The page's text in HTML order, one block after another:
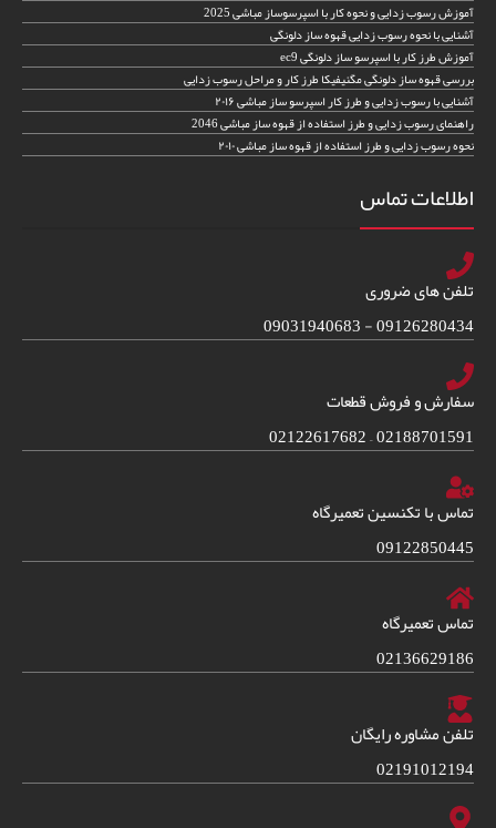
آموزش رسوب زدایی و نحوه کار با اسپرسوساز مباشی 2025
آشنایی با نحوه رسوب زدایی قهوه ساز دلونگی
آموزش طرز کار با اسپرسو ساز دلونگی ec9
بررسی قهوه ساز دلونگی مگنیفیکا طرز کار و مراحل رسوب زدایی
آشنایی با رسوب زدایی و طرز کار اسپرسو ساز مباشی ۲۰۱۶
راهنمای رسوب زدایی و طرز استفاده از قهوه ساز مباشی 2046
نحوه رسوب زدایی و طرز استفاده از قهوه ساز مباشی ۲۰۱۰
اطلاعات تماس
تلفن های ضروری
09126280434 - 09031940683
سفارش و فروش قطعات
02188701591 – 02122617682
تماس با تکنسین تعمیرگاه
09122850445
تماس تعمیرگاه
02136629186
تلفن مشاوره رایگان
02191012194